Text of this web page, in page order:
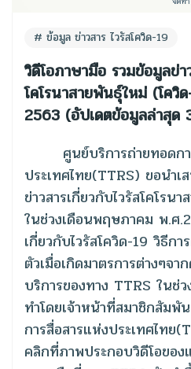
ข้อมูล ข่าวสาร ไวรัสโควิด-19
วิดีโอภาษามือ รวมข้อมูลข่า
โคโรนาสายพันธุ์ใหม่ (โค
2563 (อัปเดตข้อมูลล่าสุด
ศูนย์บริการถ่ายทอดกา
ประเทศไทย(TTRS) ขอนำเ
ข่าวสารเกี่ยวกับไวรัสโคโรน
ในช่วงเดือนพฤษภาคม พ.ศ
เกี่ยวกับไวรัสโควิด-19 วิธีก
ตัวเมื่อเกิดมาตรการต่างๆจา
บริการของทาง TTRS ในช่
ทำโดยเจ้าหน้าที่สมาชิกสัม
การสื่อสารแห่งประเทศไทย
คลิกที่ภาพประกอบวิดีโอของ